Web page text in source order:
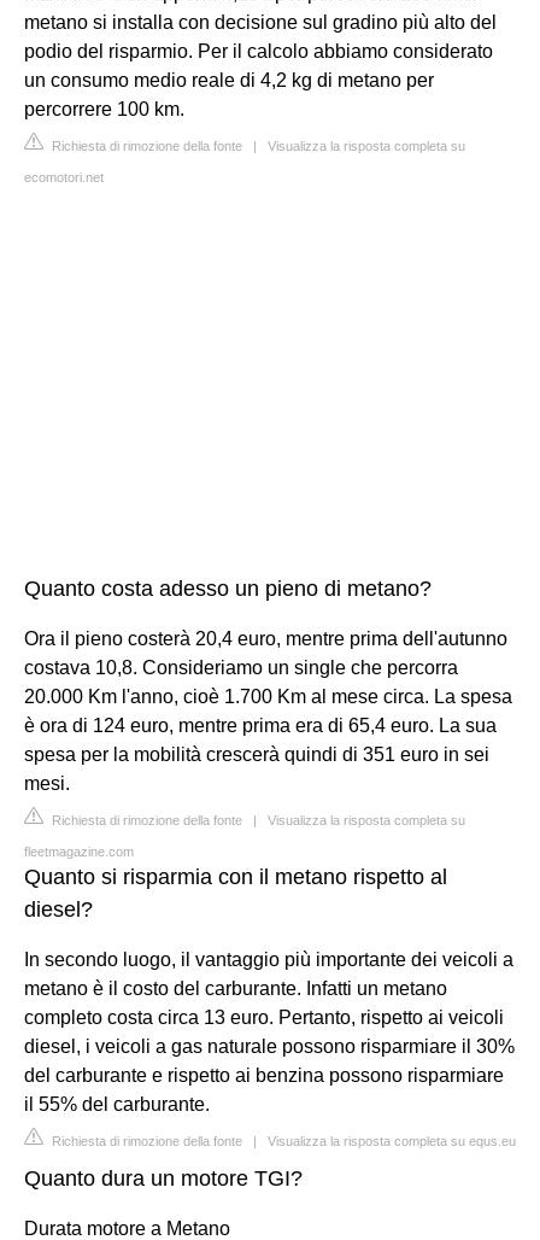
metano si installa con decisione sul gradino più alto del
podio del risparmio. Per il calcolo abbiamo considerato
un consumo medio reale di 4,2 kg di metano per
percorrere 100 km.
Richiesta di rimozione della fonte | Visualizza la risposta completa su
ecomotori.net
Quanto costa adesso un pieno di metano?
Ora il pieno costerà 20,4 euro, mentre prima dell'autunno
costava 10,8. Consideriamo un single che percorra
20.000 Km l'anno, cioè 1.700 Km al mese circa. La spesa
è ora di 124 euro, mentre prima era di 65,4 euro. La sua
spesa per la mobilità crescerà quindi di 351 euro in sei
mesi.
Richiesta di rimozione della fonte | Visualizza la risposta completa su
fleetmagazine.com
Quanto si risparmia con il metano rispetto al
diesel?
In secondo luogo, il vantaggio più importante dei veicoli a
metano è il costo del carburante. Infatti un metano
completo costa circa 13 euro. Pertanto, rispetto ai veicoli
diesel, i veicoli a gas naturale possono risparmiare il 30%
del carburante e rispetto ai benzina possono risparmiare
il 55% del carburante.
Richiesta di rimozione della fonte | Visualizza la risposta completa su equs.eu
Quanto dura un motore TGI?
Durata motore a Metano